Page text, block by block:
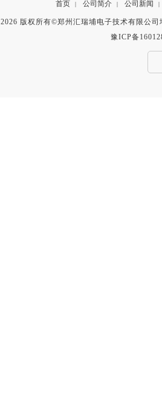
首页 | 公司简介 | 公司新闻 |
2026 版权所有©郑州汇瑞埔电子技术有限公
豫ICP备